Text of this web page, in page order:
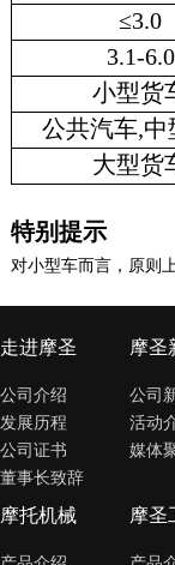
≤3.0
3.1-6.0
小型货
公共汽车,中
大型货
特别提示
对小型车而言，原则
走进摩圣
公司介绍
发展历程
公司证书
董事长致辞
摩圣
公司
活动
媒体
摩托机械 摩圣